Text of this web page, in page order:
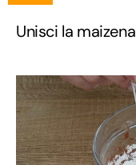
Unisci la maizena